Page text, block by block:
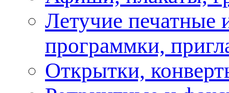
Летучие печатные
программки,
Открытки,